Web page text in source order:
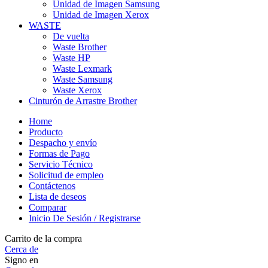
Unidad de Imagen Samsung
Unidad de Imagen Xerox
WASTE
De vuelta
Waste Brother
Waste HP
Waste Lexmark
Waste Samsung
Waste Xerox
Cinturón de Arrastre Brother
Home
Producto
Despacho y envío
Formas de Pago
Servicio Técnico
Solicitud de empleo
Contáctenos
Lista de deseos
Comparar
Inicio De Sesión / Registrarse
Carrito de la compra
Cerca de
Signo en